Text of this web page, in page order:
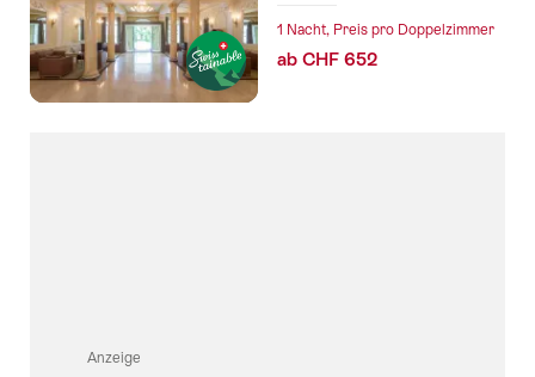
1 Nacht, Preis pro Doppelzimmer
ab CHF 652
Anzeige